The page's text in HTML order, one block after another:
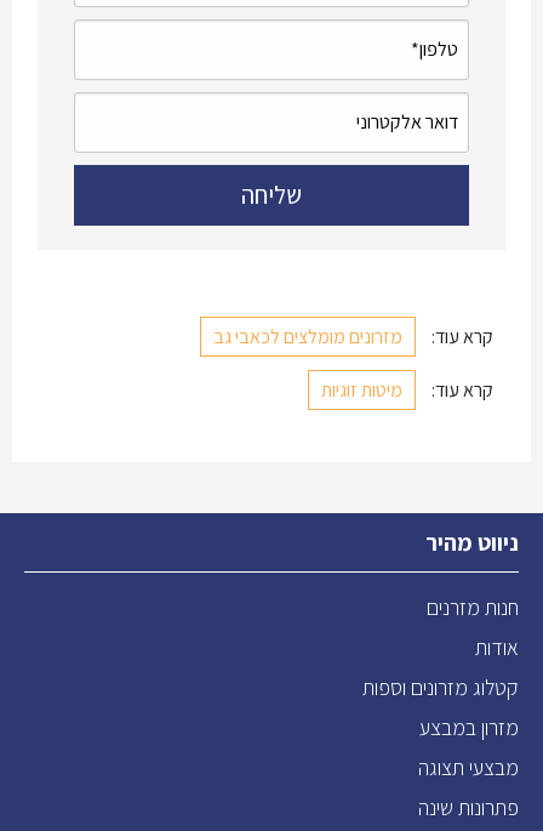
קרא עוד: מזרונים מומלצים לכאבי גב
קרא עוד: מיטות זוגיות
ניווט מהיר
חנות מזרנים
אודות
קטלוג מזרונים וספות
מזרון במבצע
מבצעי תצוגה
פתרונות שינה